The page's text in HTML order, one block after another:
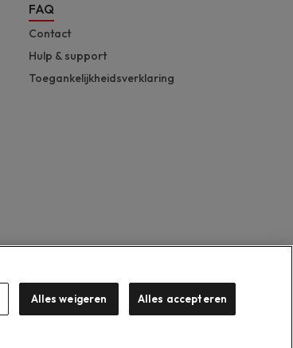
FAQ
Contact
Hulp & support
Toegankelijkheidsverklaring
Suzuki 2026
Alles weigeren Alles accepteren